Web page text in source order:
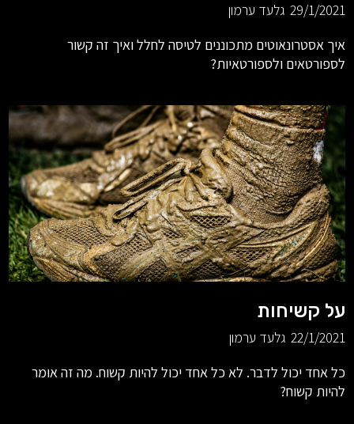
29/1/2021 גלעד ערמון
איך אסטרונאוטים מתכוננים לטיסה לחלל ואיך זה קשור
לספורטאים ולספורטאיות?
על קשיחות
22/1/2021 גלעד ערמון
כל אחד יכול לדבר. לא כל אחד יכול להיות קשוח. מה זה אומר
להיות קשוח?